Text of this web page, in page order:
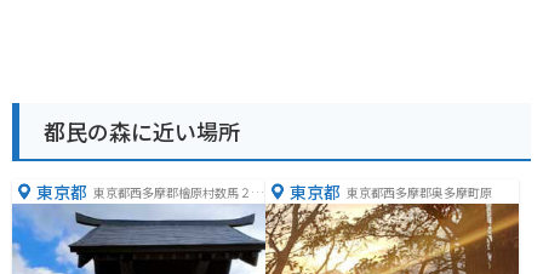
都民の森に近い場所
東京都 東京都西多摩郡檜原村数馬２６
東京都 東京都西多摩郡奥多摩町原